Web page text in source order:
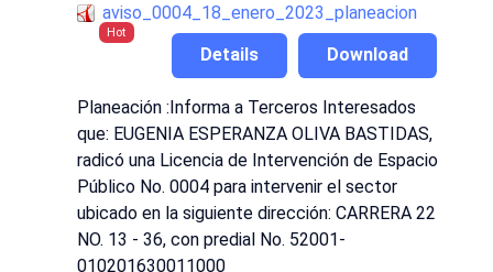
aviso_0004_18_enero_2023_planeacion
Hot
Download
Details
Planeación :Informa a Terceros Interesados
que: EUGENIA ESPERANZA OLIVA BASTIDAS,
radicó una Licencia de Intervención de Espacio
Público No. 0004 para intervenir el sector
ubicado en la siguiente dirección: CARRERA 22
NO. 13 - 36, con predial No. 52001-
010201630011000